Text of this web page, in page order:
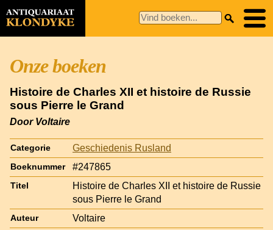
Onze boeken
Histoire de Charles XII et histoire de Russie
sous Pierre le Grand
Door Voltaire
Categorie Geschiedenis Rusland
Boeknummer #247865
Titel
Histoire de Charles XII et histoire de Russie
sous Pierre le Grand
Auteur Voltaire